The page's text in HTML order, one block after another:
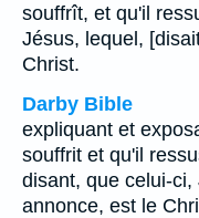
souffrît, et qu'il
Jésus, lequel,
Christ.
Darby Bible
expliquant et
souffrit et qu'il
disant, que celui-
annonce, est le